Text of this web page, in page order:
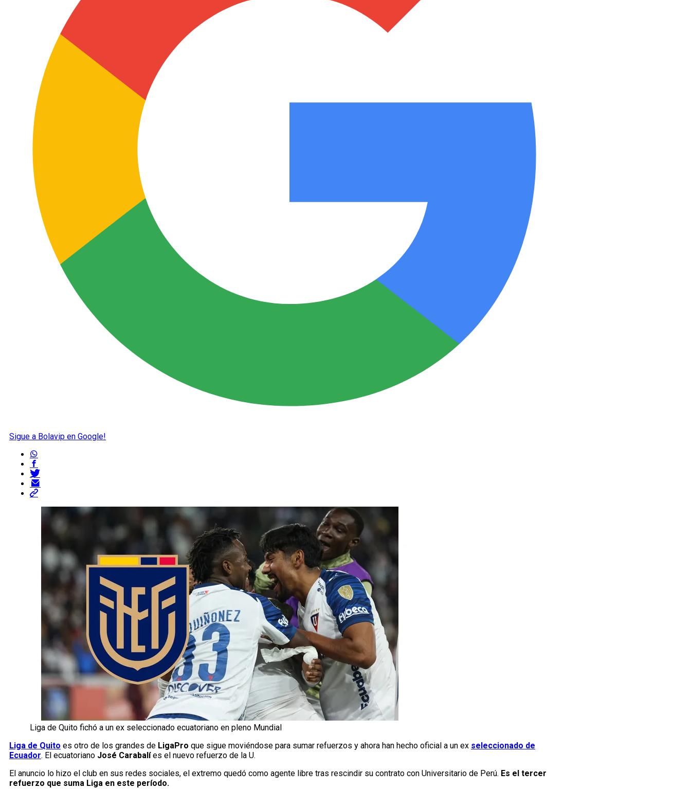
Sigue a Bolavip en Google!
Liga de Quito fichó a un ex seleccionado ecuatoriano en pleno Mundial
Liga de Quito es otro de los grandes de LigaPro que sigue moviéndose para sumar refuerzos y ahora han hecho oficial a un ex seleccionado de
Ecuador. El ecuatoriano José Carabalíes el nuevo refuerzo de la U.
El anuncio lo hizo el club en sus redes sociales, el extremo quedó como agente libre tras rescindir su contrato con Universitario de Perú. Es el tercer
refuerzo que suma Liga en este período.